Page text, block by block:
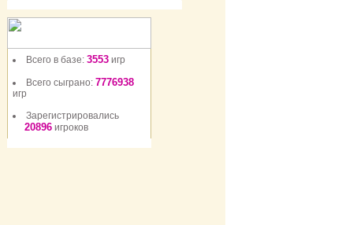
Всего в базе: 3553 игр
Всего сыграно: 7776938
игр
Зарегистрировались
20896 игроков